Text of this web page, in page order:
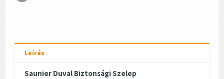
Leírás
Saunier Duval Biztonsági Szelep